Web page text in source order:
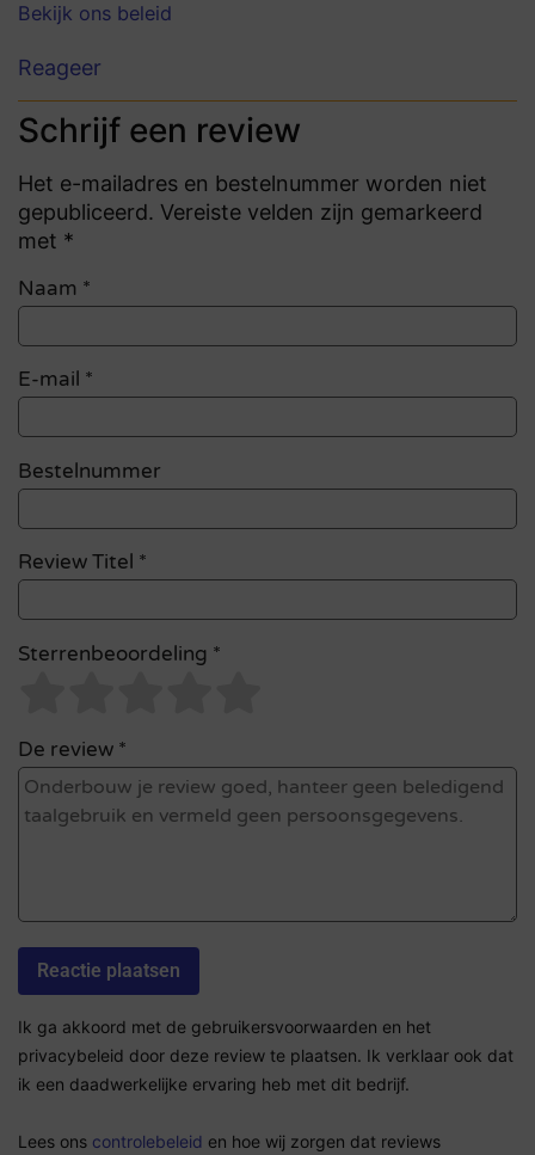
Bekijk ons beleid
Reageer
Schrijf een review
Het e-mailadres en bestelnummer worden niet
gepubliceerd. Vereiste velden zijn gemarkeerd
met *
Naam *
E-mail *
Bestelnummer
Review Titel *
Sterrenbeoordeling *
De review *
Ik ga akkoord met de gebruikersvoorwaarden en het
privacybeleid door deze review te plaatsen. Ik verklaar ook dat
ik een daadwerkelijke ervaring heb met dit bedrijf.
Lees ons controlebeleid en hoe wij zorgen dat reviews